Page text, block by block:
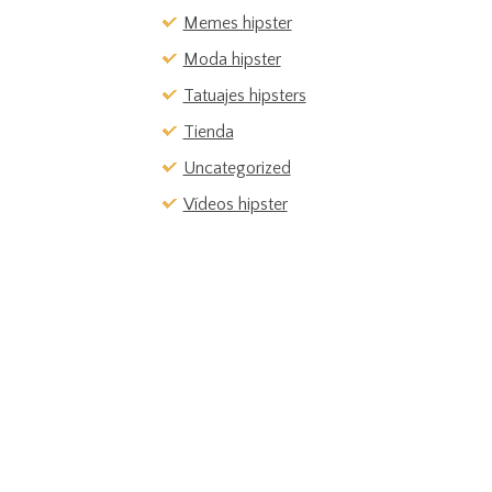
Memes hipster
Moda hipster
Tatuajes hipsters
Tienda
Uncategorized
Vídeos hipster